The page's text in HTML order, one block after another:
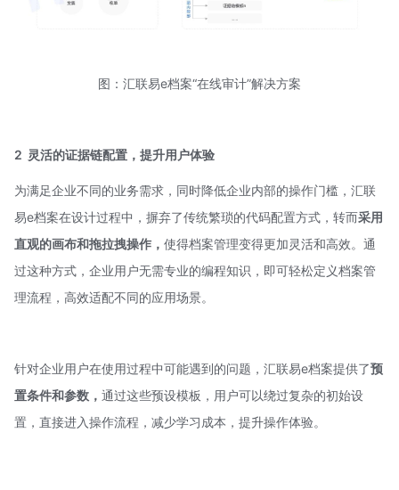
图：汇联易e档案“在线审计”解决方案
2 灵活的证据链配置，提升用户体验
为满足企业不同的业务需求，同时降低企业内部的操作门槛，汇联
易e档案在设计过程中，摒弃了传统繁琐的代码配置方式，转而采用
直观的画布和拖拉拽操作， 使得档案管理变得更加灵活和高效。通
过这种方式，企业用户无需专业的编程知识，即可轻松定义档案管
理流程，高效适配不同的应用场景。
针对企业用户在使用过程中可能遇到的问题，汇联易e档案提供了预
置条件和参数， 通过这些预设模板，用户可以绕过复杂的初始设
置，直接进入操作流程，减少学习成本，提升操作体验。